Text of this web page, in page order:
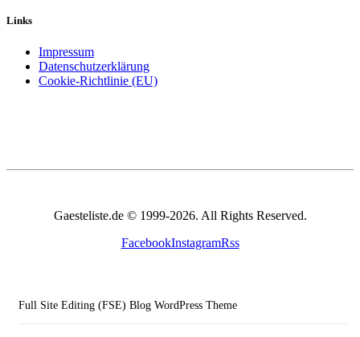
Links
Impressum
Datenschutzerklärung
Cookie-Richtlinie (EU)
Gaesteliste.de © 1999-2026. All Rights Reserved.
FacebookInstagramRss
Full Site Editing (FSE) Blog WordPress Theme